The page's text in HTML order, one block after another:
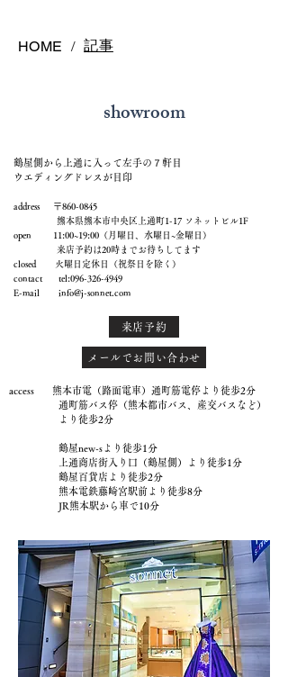
HOME / 記事
showroom
鶴屋側から上通に入って左手の７軒目
ウエディングドレスが目印
address 〒860-0845
熊本県熊本市中央区上通町1-17 ソネットビル1F
open 11:00~19:00（月曜日、水曜日~金曜日）
来店予約は20時までお待ちしてます
closed 火曜日定休日（祝祭日を除く）
contact tel:096-326-4949
E-mail info@j-sonnet.com
来店予約
メールでお問い合わせ
access 熊本市電（路面電車）通町筋電停より徒歩2分
通町筋バス停（熊本都市バス、産交バスなど）
より徒歩2分
鶴屋new-sより徒歩1分
上通商店街入り口（鶴屋側）より徒歩1分
鶴屋百貨店より徒歩2分
熊本電鉄藤崎宮駅前より徒歩8分
JR熊本駅から車で10分